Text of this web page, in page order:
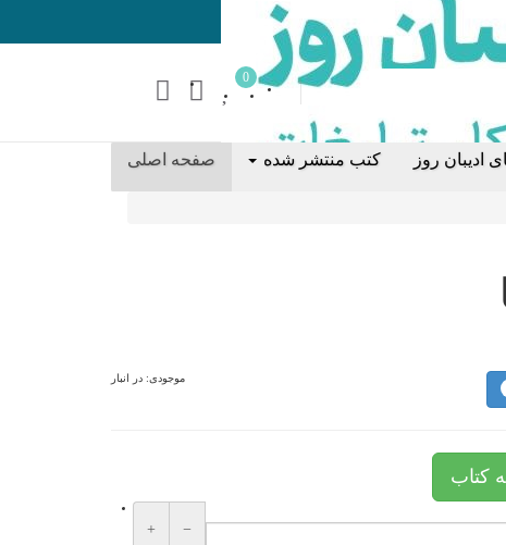
0
صفحه اصلی کتب منتشر شده ادیبان روز
موجودی: در انبار
کتاب
−
+